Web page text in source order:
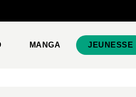
MANGA JEUNESSE